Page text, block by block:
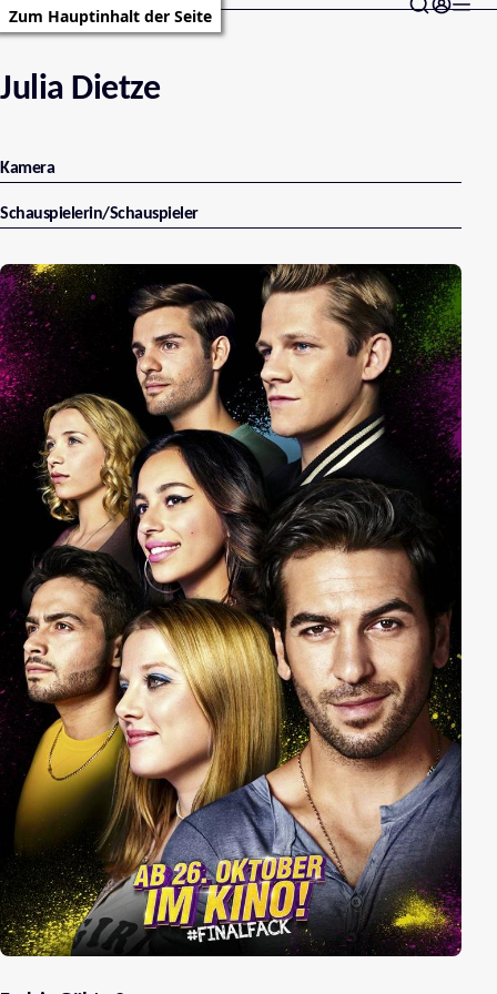
Zum Hauptinhalt der Seite
Julia Dietze
Kamera
Schauspielerin/Schauspieler